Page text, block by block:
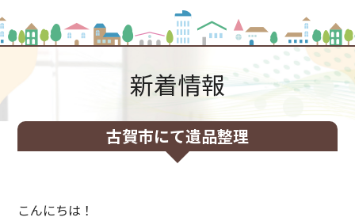
新着情報
古賀市にて遺品整理
こんにちは！